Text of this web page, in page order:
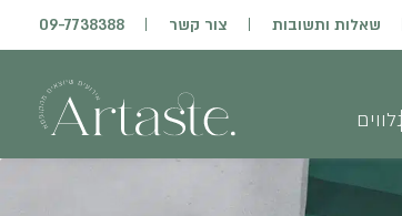
שאלות ותשובות צור קשר 09-7738388
נלווים